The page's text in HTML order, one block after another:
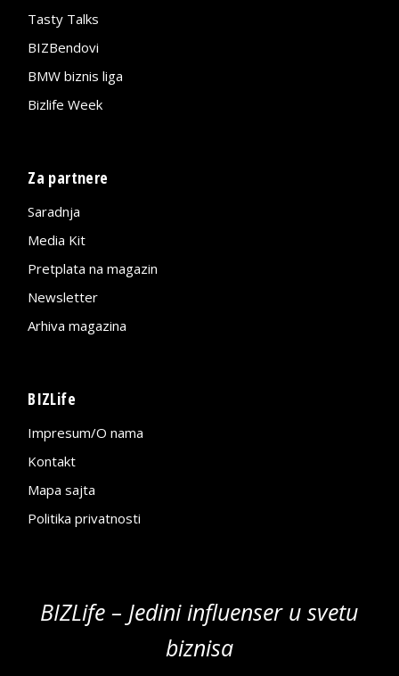
Tasty Talks
BIZBendovi
BMW biznis liga
Bizlife Week
Za partnere
Saradnja
Media Kit
Pretplata na magazin
Newsletter
Arhiva magazina
BIZLife
Impresum/O nama
Kontakt
Mapa sajta
Politika privatnosti
BIZLife – Jedini influenser u svetu
biznisa